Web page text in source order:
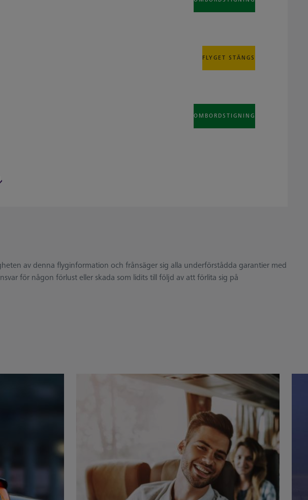
FLYGET STÄNGS
OMBORDSTIGNING
av denna flyginformation och frånsäger sig alla underförstådda garantier med
för någon förlust eller skada som lidits till följd av att förlita sig på